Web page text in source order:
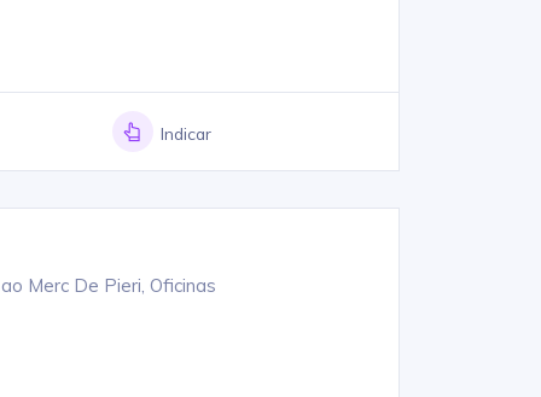
Indicar
Merc De Pieri, Oficinas